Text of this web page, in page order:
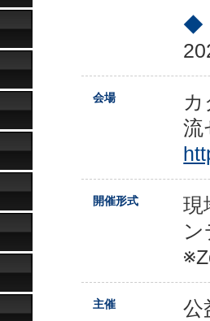
◆
会場
流
開催形式
現
主催
公